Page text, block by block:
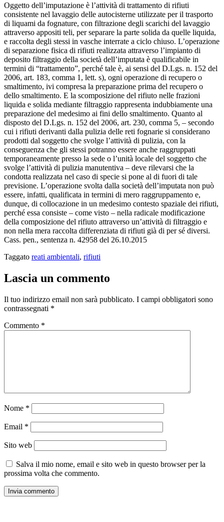
Oggetto dell’imputazione è l’attività di trattamento di rifiuti
consistente nel lavaggio delle autocisterne utilizzate per il trasporto
di liquami da fognature, con filtrazione degli scarichi del lavaggio
attraverso appositi teli, per separare la parte solida da quelle liquida,
e raccolta degli stessi in vasche interrate a ciclo chiuso. L’operazione
di separazione fisica di rifiuti realizzata attraverso l’impianto di
deposito filtraggio della società dell’imputata è qualificabile in
termini di “trattamento”, perché tale è, ai sensi del D.Lgs. n. 152 del
2006, art. 183, comma 1, lett. s), ogni operazione di recupero o
smaltimento, ivi compresa la preparazione prima del recupero o
dello smaltimento. E la scomposizione del rifiuto nelle frazioni
liquida e solida mediante filtraggio rappresenta indubbiamente una
preparazione del medesimo ai fini dello smaltimento. Quanto al
disposto del D.Lgs. n. 152 del 2006, art. 230, comma 5, – secondo
cui i rifiuti derivanti dalla pulizia delle reti fognarie si considerano
prodotti dal soggetto che svolge l’attività di pulizia, con la
conseguenza che gli stessi potranno essere anche raggruppati
temporaneamente presso la sede o l’unità locale del soggetto che
svolge l’attività di pulizia manutentiva – deve rilevarsi che la
condotta realizzata nel caso di specie si pone al di fuori di tale
previsione. L’operazione svolta dalla società dell’imputata non può
essere, infatti, qualificata in termini di mero raggruppamento e,
dunque, di collocazione in un medesimo contesto spaziale dei rifiuti,
perché essa consiste – come visto – nella radicale modificazione
della composizione del rifiuto attraverso un’attività di filtraggio e
non nella mera raccolta differenziata di rifiuti già di per sé diversi.
Cass. pen., sentenza n. 42958 del 26.10.2015
Taggato reati ambientali, rifiuti
Lascia un commento
Il tuo indirizzo email non sarà pubblicato. I campi obbligatori sono
contrassegnati *
Commento *
Nome *
Email *
Sito web
Salva il mio nome, email e sito web in questo browser per la
prossima volta che commento.